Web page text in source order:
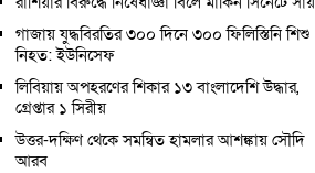
গাজায় যুদ্ধবিরতির ৩০০ দিনে ৩০০ ফিলিস্তিনি শিশু
নিহত: ইউনিসেফ
লিবিয়ায় অপহরণের শিকার ১৩ বাংলাদেশি উদ্ধার,
গ্রেপ্তার ১ সিরীয়
উত্তর-দক্ষিণ থেকে সমন্বিত হামলার আশঙ্কায় সৌদি
আরব